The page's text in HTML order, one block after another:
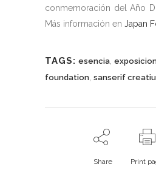
conmemoración del Año
Más información en Japan
TAGS: esencia
foundation sanserif
Share Print